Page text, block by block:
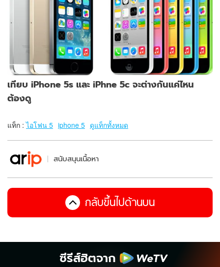
เทียบ iPhone 5s และ iPhne 5c จะต่างกันแค่ไหน
ต้องดู
แท็ก :ไอโฟน 5 iphone 5 ดูแท็กทั้งหมด
สนับสนุนเนื้อหา
กลับขึ้นไปด้านบน
ซีรีส์ฮิตจาก